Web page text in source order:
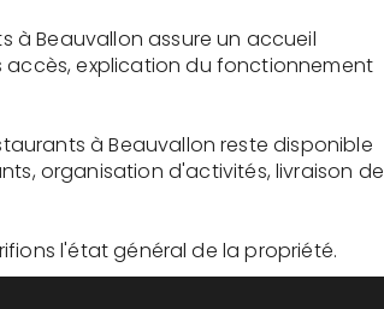
à Beauvallon assure un accueil
accès, explication du fonctionnement
à Beauvallon reste disponible
organisation d'activités, livraison de
l'état général de la propriété.